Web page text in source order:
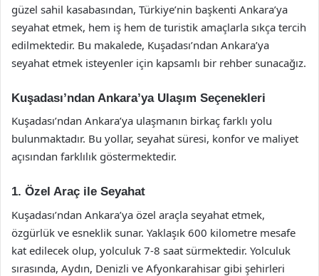
güzel sahil kasabasından, Türkiye’nin başkenti Ankara’ya
seyahat etmek, hem iş hem de turistik amaçlarla sıkça tercih
edilmektedir. Bu makalede, Kuşadası’ndan Ankara’ya
seyahat etmek isteyenler için kapsamlı bir rehber sunacağız.
Kuşadası’ndan Ankara’ya Ulaşım Seçenekleri
Kuşadası’ndan Ankara’ya ulaşmanın birkaç farklı yolu
bulunmaktadır. Bu yollar, seyahat süresi, konfor ve maliyet
açısından farklılık göstermektedir.
1. Özel Araç ile Seyahat
Kuşadası’ndan Ankara’ya özel araçla seyahat etmek,
özgürlük ve esneklik sunar. Yaklaşık 600 kilometre mesafe
kat edilecek olup, yolculuk 7-8 saat sürmektedir. Yolculuk
sırasında, Aydın, Denizli ve Afyonkarahisar gibi şehirleri